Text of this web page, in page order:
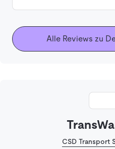
Alle Reviews zu
CSD Transport